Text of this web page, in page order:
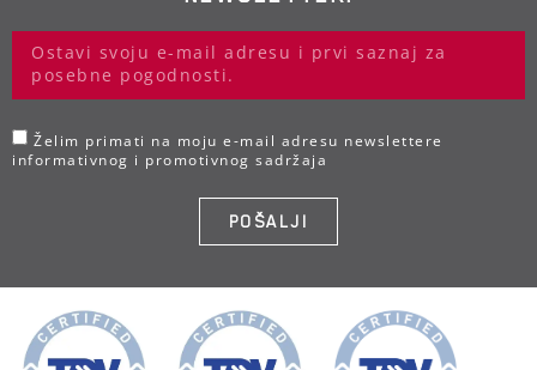
Želim primati na moju e-mail adresu newslettere
informativnog i promotivnog sadržaja
POŠALJI